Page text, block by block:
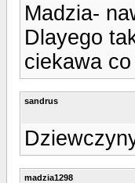
Madzia-
Dlayego
ciekawa
sandrus
madzia1298